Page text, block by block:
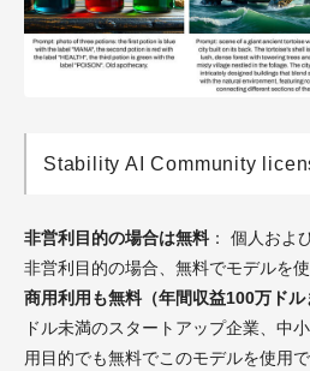
Stability AI Community
非営利目的の場合は無料： 個人およ
非営利目的の場合、無料でモデルを
商用利用も無料（年間収益100万ドル
ドル未満のスタートアップ企業、中
用目的でも無料でこのモデルを使用で